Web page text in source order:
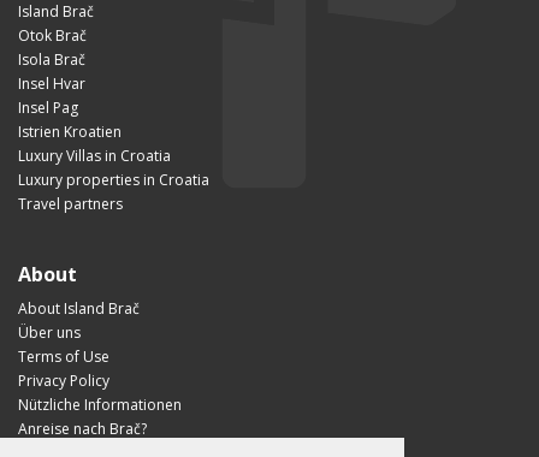
Island Brač
Otok Brač
Isola Brač
Insel Hvar
Insel Pag
Istrien Kroatien
Luxury Villas in Croatia
Luxury properties in Croatia
Travel partners
About
About Island Brač
Über uns
Terms of Use
Privacy Policy
Nützliche Informationen
Anreise nach Brač?